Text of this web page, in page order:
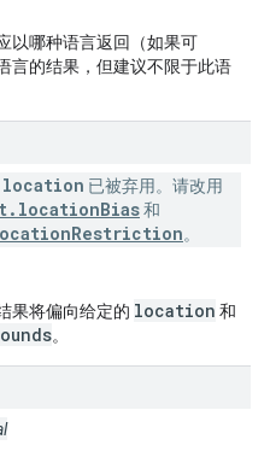
以哪种语言返回（如果可
言的结果，但建议不限于此语
location 已被弃用。请改用
和
。
果将偏向给定的 location 和
。